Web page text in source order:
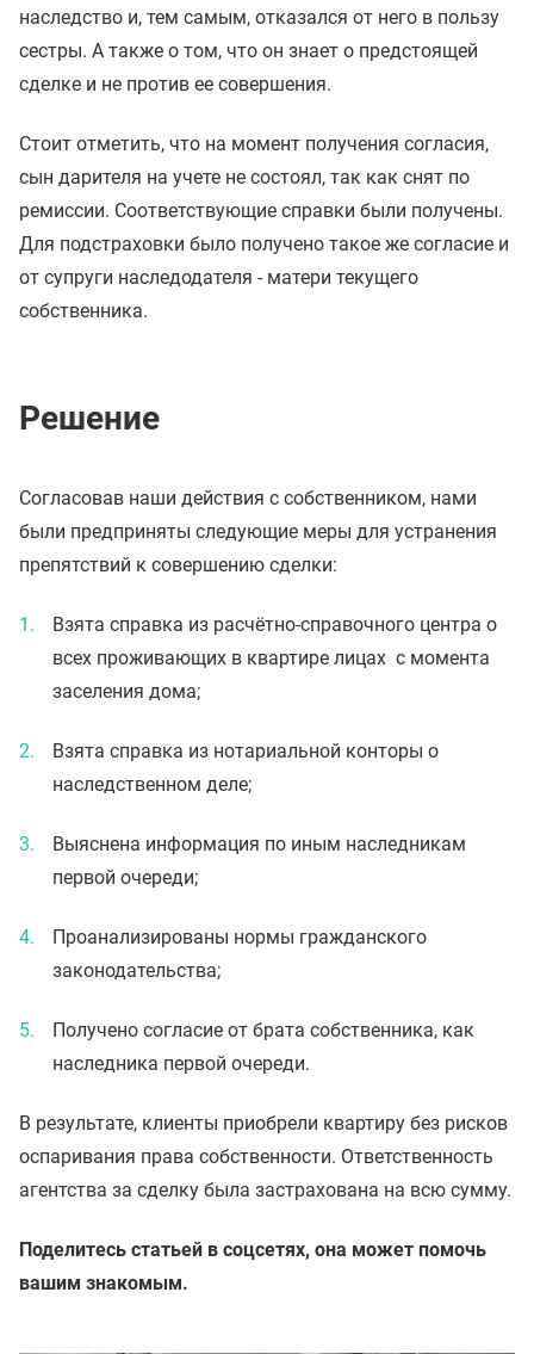
наследство и, тем самым, отказался от него в пользу
сестры. А также о том, что он знает о предстоящей
сделке и не против ее совершения.
Стоит отметить, что на момент получения согласия,
сын дарителя на учете не состоял, так как снят по
ремиссии. Соответствующие справки были получены.
Для подстраховки было получено такое же согласие и
от супруги наследодателя - матери текущего
собственника.
Решение
Согласовав наши действия с собственником, нами
были предприняты следующие меры для устранения
препятствий к совершению сделки:
Взята справка из расчётно-справочного центра о
всех проживающих в квартире лицах с момента
заселения дома;
Взята справка из нотариальной конторы о
наследственном деле;
Выяснена информация по иным наследникам
первой очереди;
Проанализированы нормы гражданского
законодательства;
Получено согласие от брата собственника, как
наследника первой очереди.
В результате, клиенты приобрели квартиру без рисков
оспаривания права собственности. Ответственность
агентства за сделку была застрахована на всю сумму.
Поделитесь статьей в соцсетях, она может помочь
вашим знакомым.